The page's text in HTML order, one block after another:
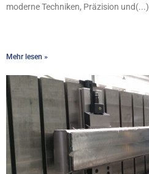
moderne Techniken, Präzision und(...)
Mehr lesen »